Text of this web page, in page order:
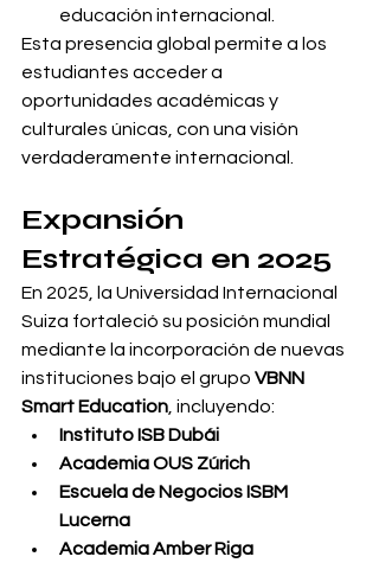
educación internacional.
Esta presencia global permite a los
estudiantes acceder a
oportunidades académicas y
culturales únicas, con una visión
verdaderamente internacional.
Expansión
Estratégica en 2025
En 2025, la Universidad Internacional
Suiza fortaleció su posición mundial
mediante la incorporación de nuevas
instituciones bajo el grupo VBNN
Smart Education , incluyendo:
Instituto ISB Dubái
Academia OUS Zúrich
Escuela de Negocios ISBM
Lucerna
Academia Amber Riga